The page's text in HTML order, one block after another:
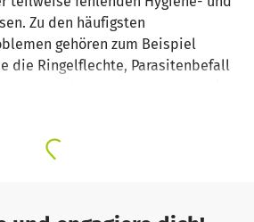
Zu den häufigsten
gehören zum Beispiel
die Ringelflechte, Parasitenbefall
nicht nur in ihrem
in ihrem Lernerfolg
des Gesundheitszustandes der